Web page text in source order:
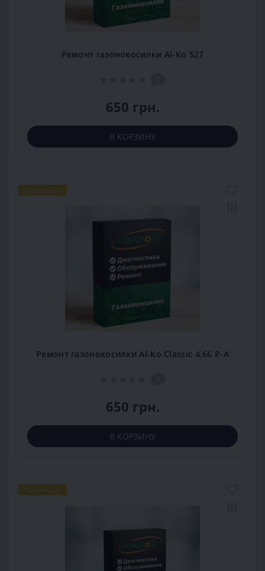
Ремонт газонокосилки Al-Ko 527
650 грн.
В КОРЗИНУ
Популярный
Ремонт газонокосилки Al-Ko Classic 4.66 P-A
650 грн.
В КОРЗИНУ
Популярный